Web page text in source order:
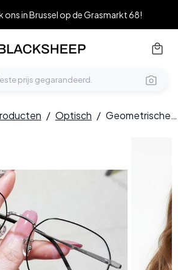
ons in Brussel op de Grasmarkt 68!
/ Optisch / Geometrische zwarte metalen bril #BS0406-0287